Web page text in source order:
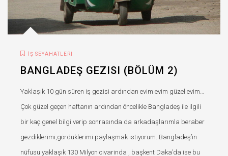
İŞ SEYAHATLERI
BANGLADEŞ GEZISI (BÖLÜM 2)
Yaklaşık 10 gün süren iş gezisi ardından evim evim güzel evim…
Çok güzel geçen haftanın ardından öncelikle Bangladeş ile ilgili
bir kaç genel bilgi verip sonrasında da arkadaşlarımla beraber
gezdiklerimi,gördüklerimi paylaşmak istiyorum. Bangladeş’in
nüfusu yaklaşık 130 Milyon civarinda , başkent Daka’da ise bu